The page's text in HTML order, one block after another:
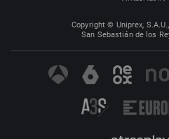
Copyright © Uniprex,
San Sebastián de los